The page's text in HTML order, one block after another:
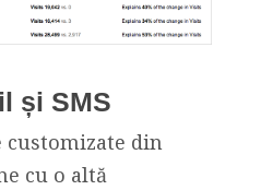
și SMS
din
cu o altă